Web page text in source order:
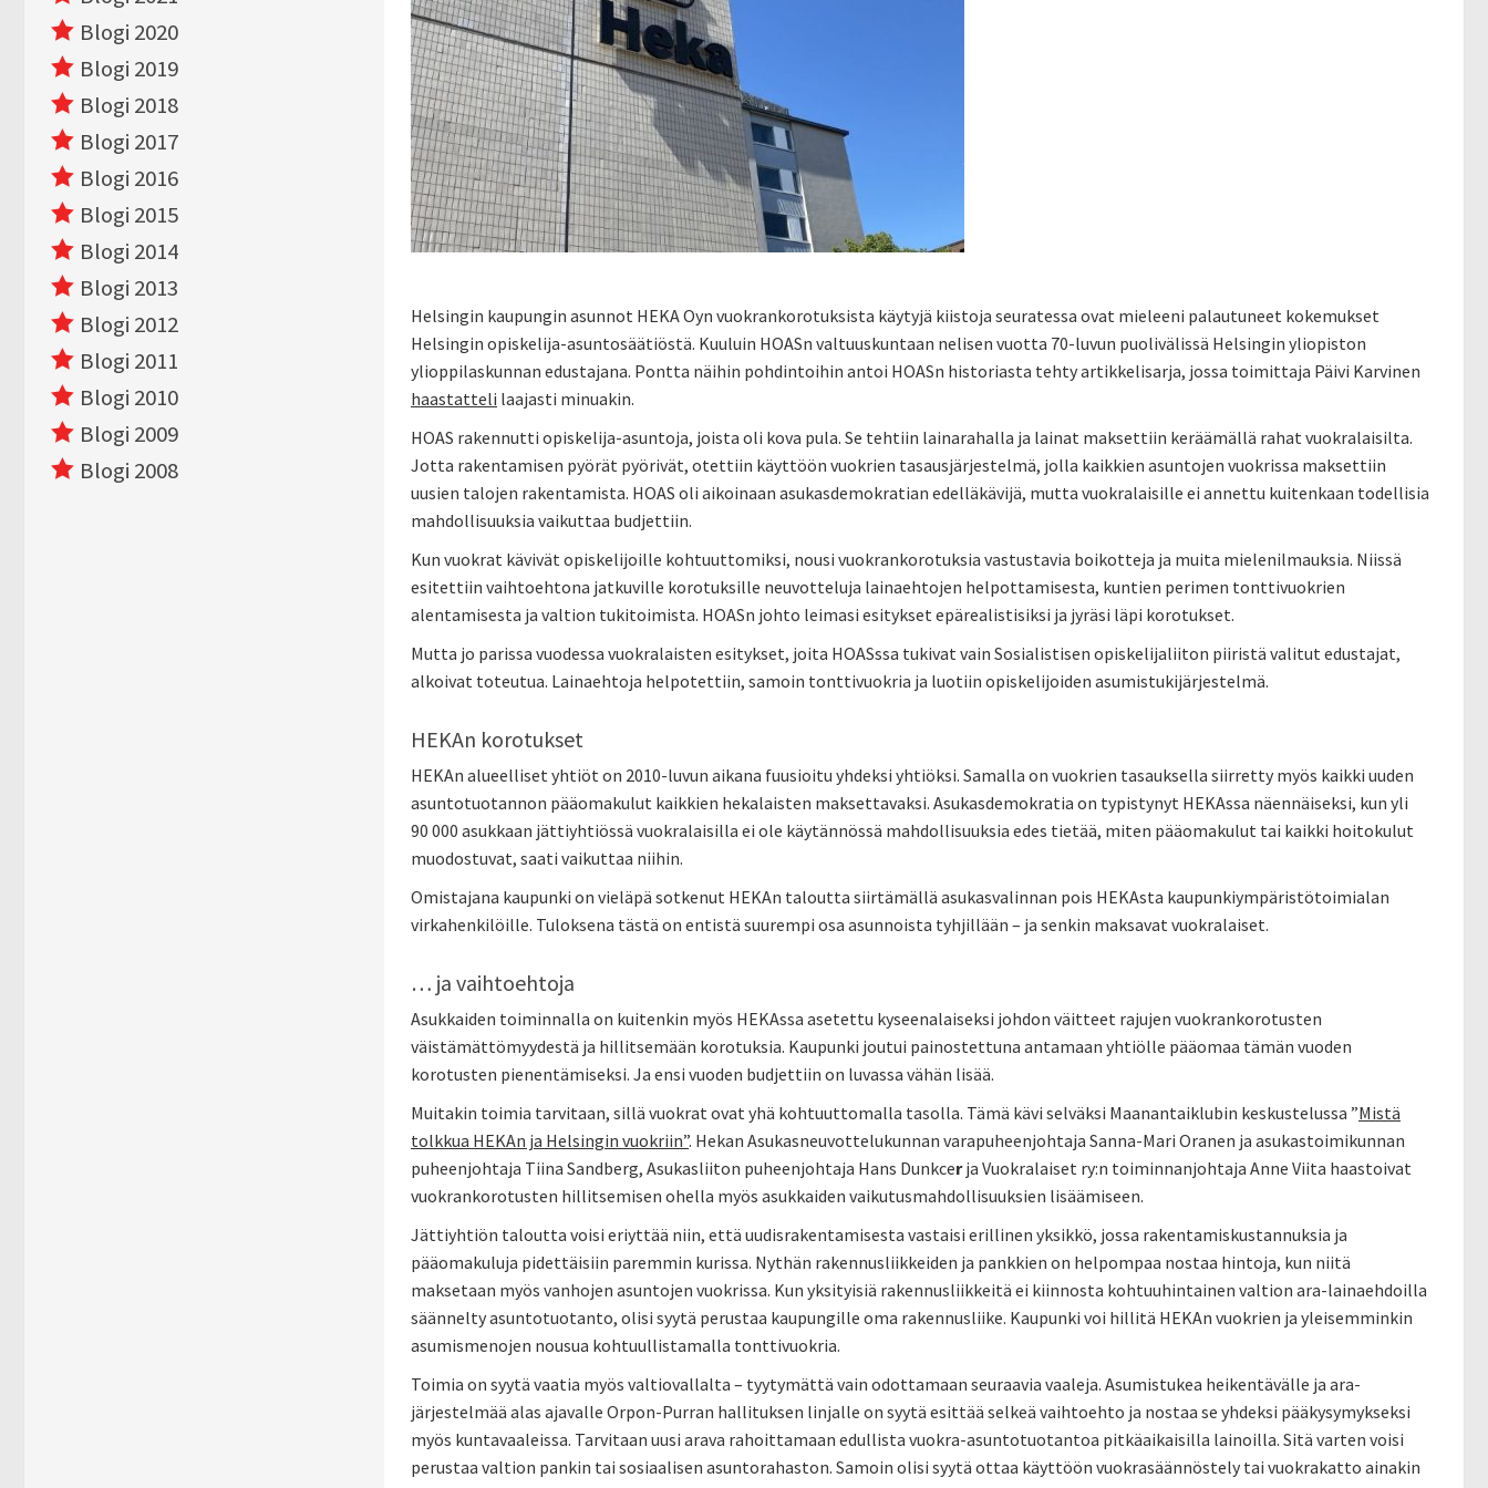
Helsingin kaupungin asunnot HEKA Oyn vuokrankorotuksista käytyjä kiistoja seuratessa ovat mieleeni palautuneet kokemukset
Helsingin opiskelija-asuntosäätiöstä. Kuuluin HOASn valtuuskuntaan nelisen vuotta 70-luvun puolivälissä Helsingin yliopiston
ylioppilaskunnan edustajana. Pontta näihin pohdintoihin antoi HOASn historiasta tehty artikkelisarja, jossa toimittaja Päivi Karvinen
haastatteli laajasti minuakin.
HOAS rakennutti opiskelija-asuntoja, joista oli kova pula. Se tehtiin lainarahalla ja lainat maksettiin keräämällä rahat vuokralaisilta.
Jotta rakentamisen pyörät pyörivät, otettiin käyttöön vuokrien tasausjärjestelmä, jolla kaikkien asuntojen vuokrissa maksettiin
uusien talojen rakentamista. HOAS oli aikoinaan asukasdemokratian edelläkävijä, mutta vuokralaisille ei annettu kuitenkaan todellisia
mahdollisuuksia vaikuttaa budjettiin.
Kun vuokrat kävivät opiskelijoille kohtuuttomiksi, nousi vuokrankorotuksia vastustavia boikotteja ja muita mielenilmauksia. Niissä
esitettiin vaihtoehtona jatkuville korotuksille neuvotteluja lainaehtojen helpottamisesta, kuntien perimen tonttivuokrien
alentamisesta ja valtion tukitoimista. HOASn johto leimasi esitykset epärealistisiksi ja jyräsi läpi korotukset.
Mutta jo parissa vuodessa vuokralaisten esitykset, joita HOASssa tukivat vain Sosialistisen opiskelijaliiton piiristä valitut edustajat,
alkoivat toteutua. Lainaehtoja helpotettiin, samoin tonttivuokria ja luotiin opiskelijoiden asumistukijärjestelmä.
HEKAn korotukset
HEKAn alueelliset yhtiöt on 2010-luvun aikana fuusioitu yhdeksi yhtiöksi. Samalla on vuokrien tasauksella siirretty myös kaikki uuden
asuntotuotannon pääomakulut kaikkien hekalaisten maksettavaksi. Asukasdemokratia on typistynyt HEKAssa näennäiseksi, kun yli
90 000 asukkaan jättiyhtiössä vuokralaisilla ei ole käytännössä mahdollisuuksia edes tietää, miten pääomakulut tai kaikki hoitokulut
muodostuvat, saati vaikuttaa niihin.
Omistajana kaupunki on vieläpä sotkenut HEKAn taloutta siirtämällä asukasvalinnan pois HEKAsta kaupunkiympäristötoimialan
virkahenkilöille. Tuloksena tästä on entistä suurempi osa asunnoista tyhjillään – ja senkin maksavat vuokralaiset.
… ja vaihtoehtoja
Asukkaiden toiminnalla on kuitenkin myös HEKAssa asetettu kyseenalaiseksi johdon väitteet rajujen vuokrankorotusten
väistämättömyydestä ja hillitsemään korotuksia. Kaupunki joutui painostettuna antamaan yhtiölle pääomaa tämän vuoden
korotusten pienentämiseksi. Ja ensi vuoden budjettiin on luvassa vähän lisää.
Muitakin toimia tarvitaan, sillä vuokrat ovat yhä kohtuuttomalla tasolla. Tämä kävi selväksi Maanantaiklubin keskustelussa ”Mistä
tolkkua HEKAn ja Helsingin vuokriin”. Hekan Asukasneuvottelukunnan varapuheenjohtaja Sanna-Mari Oranen ja asukastoimikunnan
puheenjohtaja Tiina Sandberg, Asukasliiton puheenjohtaja Hans Dunkcerja Vuokralaiset ry:n toiminnanjohtaja Anne Viita haastoivat
vuokrankorotusten hillitsemisen ohella myös asukkaiden vaikutusmahdollisuuksien lisäämiseen.
Jättiyhtiön taloutta voisi eriyttää niin, että uudisrakentamisesta vastaisi erillinen yksikkö, jossa rakentamiskustannuksia ja
pääomakuluja pidettäisiin paremmin kurissa. Nythän rakennusliikkeiden ja pankkien on helpompaa nostaa hintoja, kun niitä
maksetaan myös vanhojen asuntojen vuokrissa. Kun yksityisiä rakennusliikkeitä ei kiinnosta kohtuuhintainen valtion ara-lainaehdoilla
säännelty asuntotuotanto, olisi syytä perustaa kaupungille oma rakennusliike. Kaupunki voi hillitä HEKAn vuokrien ja yleisemminkin
asumismenojen nousua kohtuullistamalla tonttivuokria.
Toimia on syytä vaatia myös valtiovallalta – tyytymättä vain odottamaan seuraavia vaaleja. Asumistukea heikentävälle ja ara-
järjestelmää alas ajavalle Orpon-Purran hallituksen linjalle on syytä esittää selkeä vaihtoehto ja nostaa se yhdeksi pääkysymykseksi
myös kuntavaaleissa. Tarvitaan uusi arava rahoittamaan edullista vuokra-asuntotuotantoa pitkäaikaisilla lainoilla. Sitä varten voisi
perustaa valtion pankin tai sosiaalisen asuntorahaston. Samoin olisi syytä ottaa käyttöön vuokrasäännöstely tai vuokrakatto ainakin
Blogi 2020
Blogi 2019
Blogi 2018
Blogi 2017
Blogi 2016
Blogi 2015
Blogi 2014
Blogi 2013
Blogi 2012
Blogi 2011
Blogi 2010
Blogi 2009
Blogi 2008